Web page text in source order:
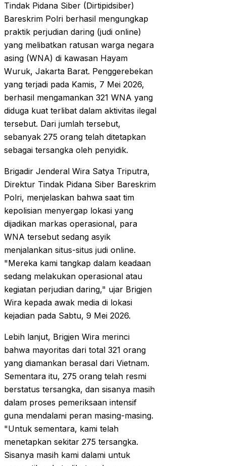
Tindak Pidana Siber (Dirtipidsiber)
Bareskrim Polri berhasil mengungkap
praktik perjudian daring (judi online)
yang melibatkan ratusan warga negara
asing (WNA) di kawasan Hayam
Wuruk, Jakarta Barat. Penggerebekan
yang terjadi pada Kamis, 7 Mei 2026,
berhasil mengamankan 321 WNA yang
diduga kuat terlibat dalam aktivitas ilegal
tersebut. Dari jumlah tersebut,
sebanyak 275 orang telah ditetapkan
sebagai tersangka oleh penyidik.
Brigadir Jenderal Wira Satya Triputra,
Direktur Tindak Pidana Siber Bareskrim
Polri, menjelaskan bahwa saat tim
kepolisian menyergap lokasi yang
dijadikan markas operasional, para
WNA tersebut sedang asyik
menjalankan situs-situs judi online.
"Mereka kami tangkap dalam keadaan
sedang melakukan operasional atau
kegiatan perjudian daring," ujar Brigjen
Wira kepada awak media di lokasi
kejadian pada Sabtu, 9 Mei 2026.
Lebih lanjut, Brigjen Wira merinci
bahwa mayoritas dari total 321 orang
yang diamankan berasal dari Vietnam.
Sementara itu, 275 orang telah resmi
berstatus tersangka, dan sisanya masih
dalam proses pemeriksaan intensif
guna mendalami peran masing-masing.
"Untuk sementara, kami telah
menetapkan sekitar 275 tersangka.
Sisanya masih kami dalami untuk